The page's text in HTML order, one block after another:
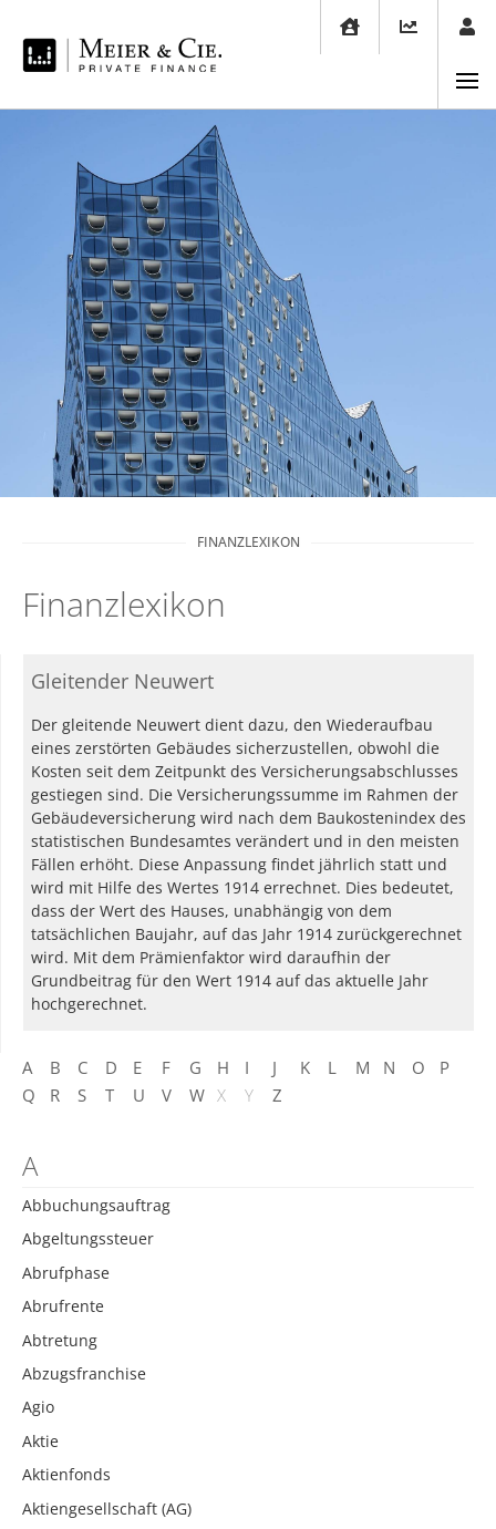
FINANZLEXIKON
Finanzlexikon
A B C D E F G H I J K L M N O
P
Q
R S T U V W X Y Z
A
Abbuchungsauftrag
Abgeltungssteuer
Abrufphase
Abrufrente
Abtretung
Abzugsfranchise
Agio
Aktie
Aktienfonds
Aktiengesellschaft (AG)
Gleitender Neuwert
Der gleitende Neuwert dient dazu, den Wiederaufbau
eines zerstörten Gebäudes sicherzustellen, obwohl die
Kosten seit dem Zeitpunkt des Versicherungsabschlusses
gestiegen sind. Die Versicherungssumme im Rahmen der
Gebäudeversicherung wird nach dem Baukostenindex des
statistischen Bundesamtes verändert und in den meisten
Fällen erhöht. Diese Anpassung findet jährlich statt und
wird mit Hilfe des Wertes 1914 errechnet. Dies bedeutet,
dass der Wert des Hauses, unabhängig von dem
tatsächlichen Baujahr, auf das Jahr 1914 zurückgerechnet
wird. Mit dem Prämienfaktor wird daraufhin der
Grundbeitrag für den Wert 1914 auf das aktuelle Jahr
hochgerechnet.